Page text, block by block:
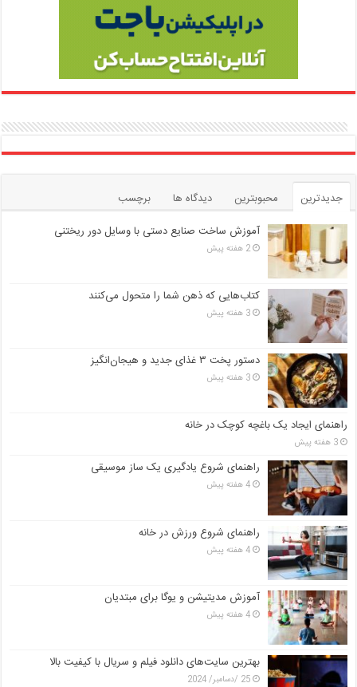
جدیدترین محبوبترین دیدگاه ها
برچسب
آموزش ساخت صنایع دستی با وسایل دور ریختنی
2 هفته پیش
کتاب‌هایی که ذهن شما را متحول می‌کنند
3 هفته پیش
دستور پخت ۳ غذای جدید و هیجان‌انگیز
3 هفته پیش
راهنمای ایجاد یک باغچه کوچک در خانه
3 هفته پیش
راهنمای شروع یادگیری یک ساز موسیقی
4 هفته پیش
راهنمای شروع ورزش در خانه
4 هفته پیش
آموزش مدیتیشن و یوگا برای مبتدیان
4 هفته پیش
بهترین سایت‌های دانلود فیلم و سریال با کیفیت بالا
25 /دسامبر/ 2024